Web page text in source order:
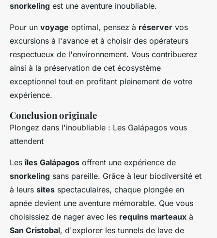
snorkeling est une aventure inoubliable.
Pour un voyage optimal, pensez à réserver vos
excursions à l'avance et à choisir des opérateurs
respectueux de l'environnement. Vous contribuerez
ainsi à la préservation de cet écosystème
exceptionnel tout en profitant pleinement de votre
expérience.
Conclusion originale
Plongez dans l'inoubliable : Les Galápagos vous
attendent
Lesîles Galápagos offrent une expérience de
snorkeling sans pareille. Grâce à leur biodiversité et
à leurs sites spectaculaires, chaque plongée en
apnée devient une aventure mémorable. Que vous
choisissiez de nager avec les requins marteaux à
San Cristobal, d'explorer les tunnels de lave de